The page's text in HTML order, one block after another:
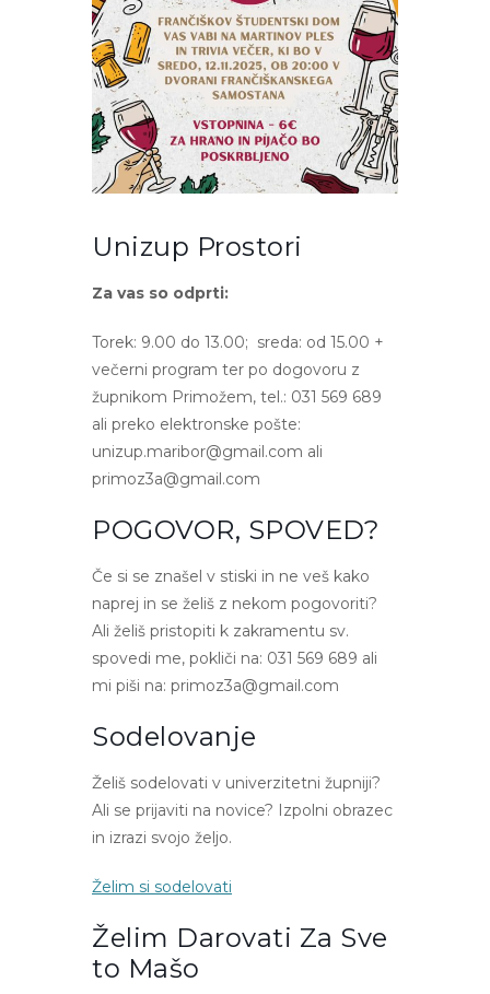
Unizup Prostori
Za vas so odprti:
Torek: 9.00 do 13.00; sreda: od 15.00 +
večerni program ter po dogovoru z
župnikom Primožem, tel.: 031 569 689
ali preko elektronske pošte:
unizup.maribor@gmail.com ali
primoz3a@gmail.com
POGOVOR, SPOVED?
Če si se znašel v stiski in ne veš kako
naprej in se želiš z nekom pogovoriti?
Ali želiš pristopiti k zakramentu sv.
spovedi me, pokliči na: 031 569 689 ali
mi piši na: primoz3a@gmail.com
Sodelovanje
Želiš sodelovati v univerzitetni župniji?
Ali se prijaviti na novice? Izpolni obrazec
in izrazi svojo željo.
Želim si sodelovati
Želim Darovati Za Sve
To Mašo